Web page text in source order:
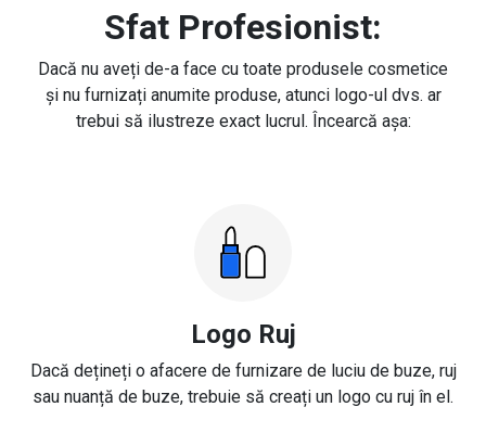
Sfat Profesionist:
Dacă nu aveți de-a face cu toate produsele cosmetice
și nu furnizați anumite produse, atunci logo-ul dvs. ar
trebui să ilustreze exact lucrul. Încearcă așa:
Logo Ruj
Dacă dețineți o afacere de furnizare de luciu de buze, ruj
sau nuanță de buze, trebuie să creați un logo cu ruj în el.